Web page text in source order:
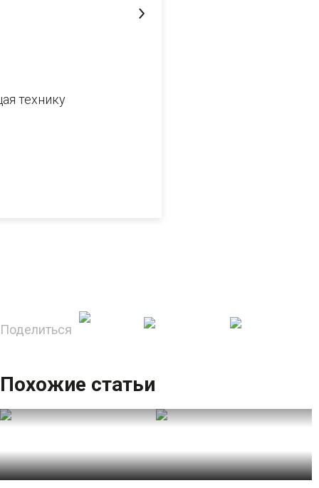
технику
Поделиться
Похожие статьи